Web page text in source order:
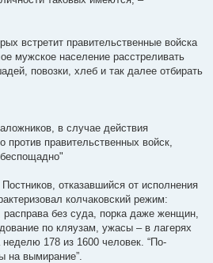
встретит правительственные войска
мужское население расстреливать
повозки, хлеб и так далее отбирать
в случае действия
против правительственных войск,
отказавшийся от исполнения
колчаковский режим:
расправа без суда, порка даже женщин,
по кляузам, ужасы – в лагерях
178 из 1600 человек. “По-
на вымирание”.